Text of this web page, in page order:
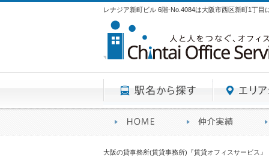
レナジア新町ビル 6階-No.4084は大阪市西区新町1丁目
大阪の貸事務所(賃貸事務所)『賃貸オフィスサービス』